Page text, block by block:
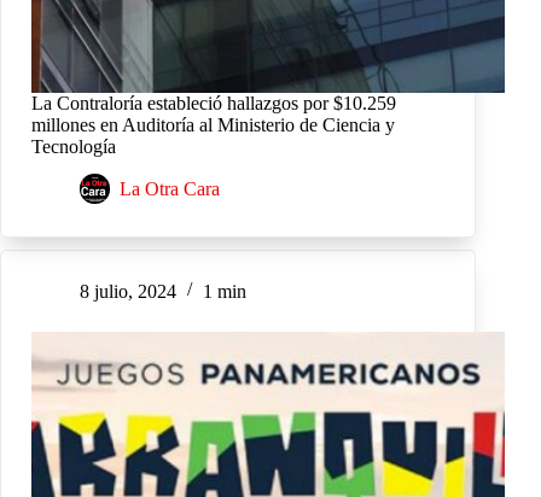
La Contraloría estableció hallazgos por $10.259
millones en Auditoría al Ministerio de Ciencia y
Tecnología
La Otra Cara
8 julio, 2024 1 min